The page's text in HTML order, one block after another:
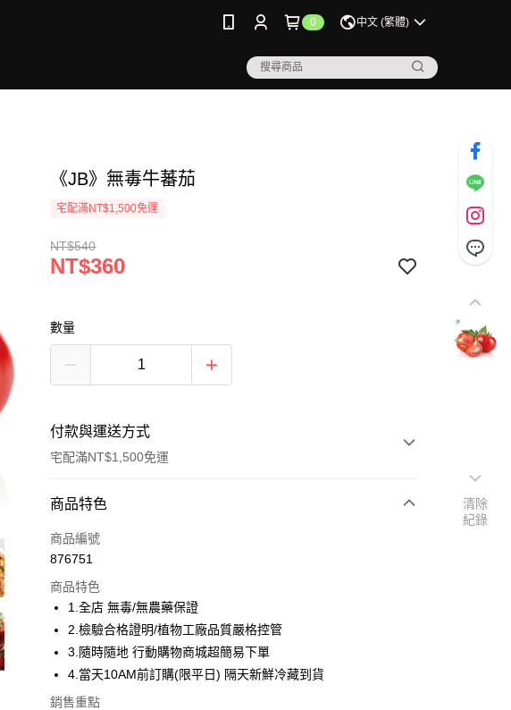
0 中文 (繁體)
《JB》無毒牛蕃茄
宅配滿NT$1,500免運
NT$540
NT$360
數量
付款與運送方式
宅配滿NT$1,500免運
付款方式
信用卡一次付款
Apple Pay
街口支付
悠遊付
ATM付款
商品特色
商品編號
876751
商品特色
1.全店 無毒/無農藥保證
2.檢驗合格證明/植物工廠品質嚴格控管
3.隨時隨地 行動購物商城超簡易下單
4.當天10AM前訂購(限平日) 隔天新鮮冷藏到貨
銷售重點
清除
紀錄